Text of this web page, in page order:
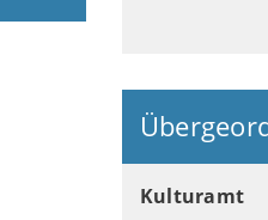
Kulturamt